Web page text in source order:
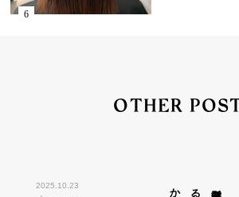
OTHER POST
2025.10.23